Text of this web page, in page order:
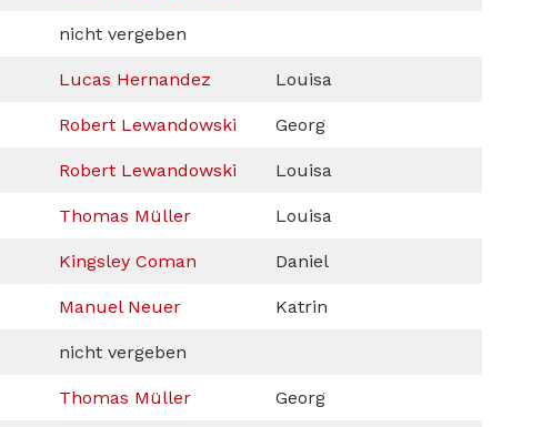
nicht vergeben
Lucas Hernandez Louisa
Robert Lewandowski Georg
Robert Lewandowski Louisa
Thomas Müller Louisa
Kingsley Coman Daniel
Manuel Neuer Katrin
nicht vergeben
Thomas Müller Georg